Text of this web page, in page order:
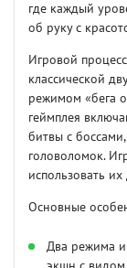
где каждый
об руку с
Игровой
классической
режимом «бега
геймплея
битвы с
головоломок.
использовать
Основные
Два режима